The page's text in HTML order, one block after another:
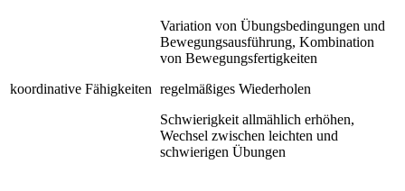
koordinative Fähigkeiten
Variation von Übungsbedingungen und
Bewegungsausführung, Kombination
von Bewegungsfertigkeiten
regelmäßiges Wiederholen
Schwierigkeit allmählich erhöhen,
Wechsel zwischen leichten und
schwierigen Übungen